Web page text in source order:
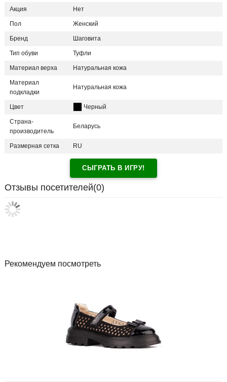
Акция Нет
Пол Женский
Бренд Шаговита
Тип обуви Туфли
Материал верха Натуральная кожа
Материал
подкладки
Натуральная кожа
Цвет Черный
Страна-
производитель
Беларусь
Размерная сетка RU
СЫГРАТЬ В ИГРУ!
Отзывы посетителей(0)
Рекомендуем посмотреть